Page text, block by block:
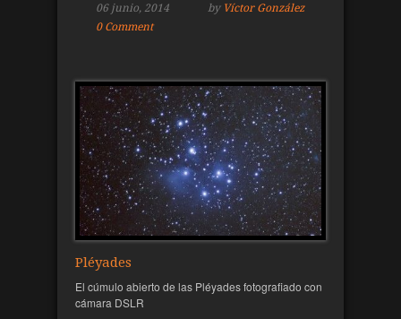
06 junio, 2014 by Víctor González
0 Comment
Pléyades
El cúmulo abierto de las Pléyades fotografiado con
cámara DSLR